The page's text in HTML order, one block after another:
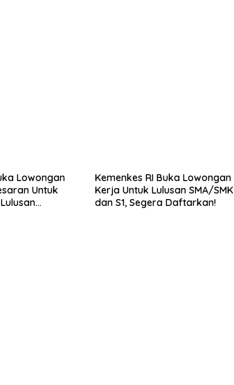
Lowongan
Untuk
Kemenkes RI Buka Lowongan
Kerja Untuk Lulusan SMA/SMK
dan S1, Segera Daftarkan!